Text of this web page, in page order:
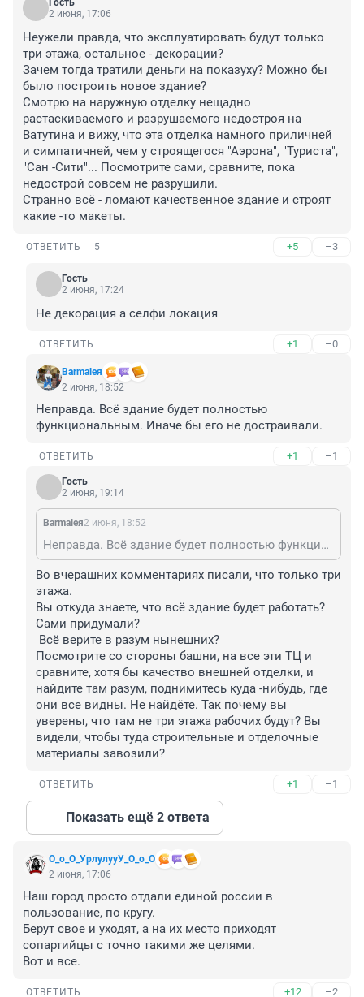
Гость
2 июня, 17:06
Неужели правда, что эксплуатировать будут только
три этажа, остальное - декорации?
Зачем тогда тратили деньги на показуху? Можно бы
было построить новое здание?
Смотрю на наружную отделку нещадно
растаскиваемого и разрушаемого недостроя на
Ватутина и вижу, что эта отделка намного приличней
и симпатичней, чем у строящегося "Аэрона", "Туриста",
"Сан -Сити"... Посмотрите сами, сравните, пока
недострой совсем не разрушили.
Странно всё - ломают качественное здание и строят
какие -то макеты.
ОТВЕТИТЬ 5 +5 –3
Гость
2 июня, 17:24
Не декорация а селфи локация
ОТВЕТИТЬ +1 –0
Barmaleя
2 июня, 18:52
Неправда. Всё здание будет полностью
функциональным. Иначе бы его не достраивали.
ОТВЕТИТЬ +1 –1
Гость
2 июня, 19:14
Barmaleя2 июня, 18:52
Неправда. Всё здание будет полностью функциональным. Иначе бы его не достраивали.
Во вчерашних комментариях писали, что только три
этажа.
Вы откуда знаете, что всё здание будет работать?
Сами придумали?
Всё верите в разум нынешних?
Посмотрите со стороны башни, на все эти ТЦ и
сравните, хотя бы качество внешней отделки, и
найдите там разум, поднимитесь куда -нибудь, где
они все видны. Не найдёте. Так почему вы
уверены, что там не три этажа рабочих будут? Вы
видели, чтобы туда строительные и отделочные
материалы завозили?
ОТВЕТИТЬ +1 –1
Показать ещё 2 ответа
О_о_О_УрлулууУ_О_о_О
2 июня, 17:06
Наш город просто отдали единой россии в
пользование, по кругу.
Берут свое и уходят, а на их место приходят
сопартийцы с точно такими же целями.
Вот и все.
ОТВЕТИТЬ +12 –2